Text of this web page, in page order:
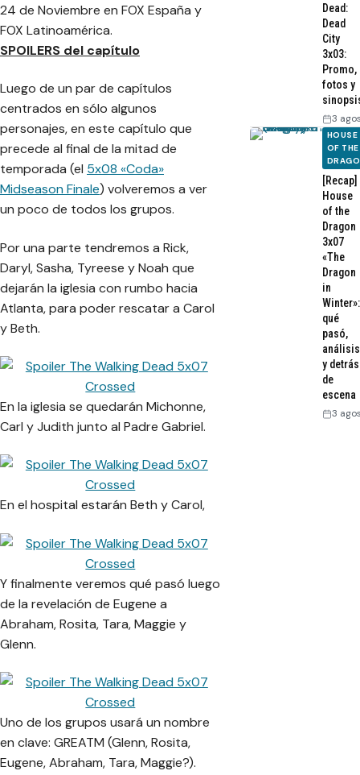
24 de Noviembre en FOX España y
FOX Latinoamérica.
SPOILERS del capítulo
Luego de un par de capítulos
centrados en sólo algunos
personajes, en este capítulo que
precede al final de la mitad de
temporada (el 5x08 «Coda»
Midseason Finale) volveremos a ver
un poco de todos los grupos.
Por una parte tendremos a Rick,
Daryl, Sasha, Tyreese y Noah que
dejarán la iglesia con rumbo hacia
Atlanta, para poder rescatar a Carol
y Beth.
En la iglesia se quedarán Michonne,
Carl y Judith junto al Padre Gabriel.
En el hospital estarán Beth y Carol,
Y finalmente veremos qué pasó luego
de la revelación de Eugene a
Abraham, Rosita, Tara, Maggie y
Glenn.
Uno de los grupos usará un nombre
en clave: GREATM (Glenn, Rosita,
Eugene, Abraham, Tara, Maggie?).
Dead:
Dead
City
3x03:
Promo,
fotos y
3
HOUSE
OF THE
[Recap]
House
of the
Dragon
3x07
«The
Dragon
in
Winter»:
qué
pasó,
análisis
y detrás
de
escena
3